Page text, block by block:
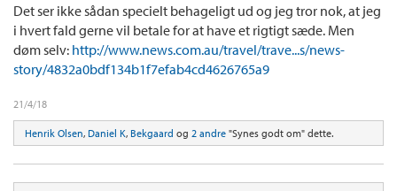
Det ser ikke sådan specielt behageligt ud og jeg tror nok, at jeg
i hvert fald gerne vil betale for at have et rigtigt sæde. Men
døm selv: http://www.news.com.au/travel/trave...s/news-
story/4832a0bdf134b1f7efab4cd4626765a9
21/4/18
Henrik Olsen, Daniel K, Bekgaard og 2 andre "Synes godt om" dette.